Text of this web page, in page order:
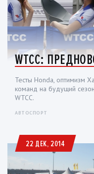
WTCC:
Тесты Honda, оптимизм
команд на будущий
WTCC.
АВТОСПОРТ
22 ДЕК, 2014